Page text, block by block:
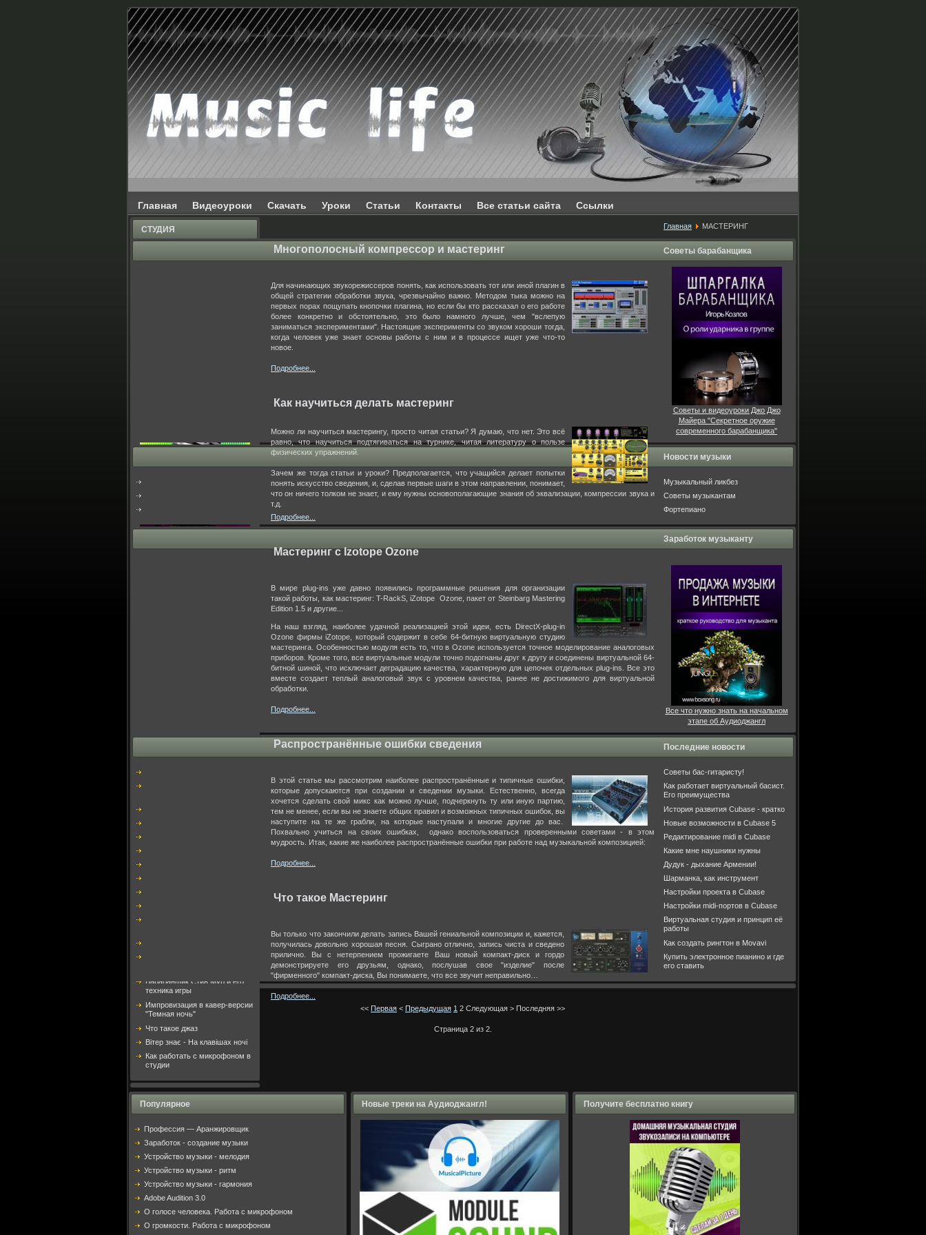
Главная Видеоуроки Скачать Уроки Статьи Контакты Все статьи сайта Ссылки
СТУДИЯ
Книга 12 советов по заработку
VST ИНСТРУМЕНТЫ
Барабанщик Стив Мур и его
техника игры
Импровизация в кавер-версии
"Темная ночь"
Что такое джаз
Вітер знає - На клавішах ночі
Как работать с микрофоном в
студии
Многополосный компрессор и мастеринг
Для начинающих звукорежиссеров понять, как использовать тот или иной плагин в
общей стратегии обработки звука, чрезвычайно важно. Методом тыка можно на
первых порах пощупать кнопочки плагина, но если бы кто рассказал о его работе
более конкретно и обстоятельно, это было намного лучше, чем "вслепую
заниматься экспериментами". Настоящие эксперименты со звуком хороши тогда,
когда человек уже знает основы работы с ним и в процессе ищет уже что-то
новое.
Подробнее...
Как научиться делать мастеринг
Можно ли научиться мастерингу, просто читая статьи? Я думаю, что нет. Это всё
равно, что научиться подтягиваться на турнике, читая литературу о пользе
физических упражнений.
Зачем же тогда статьи и уроки? Предполагается, что учащийся делает попытки
понять искусство сведения, и, сделав первые шаги в этом направлении, понимает,
что он ничего толком не знает, и ему нужны основополагающие знания об эквализации, компрессии звука и
т.д.
Подробнее...
Мастеринг с Izotope Ozone
В мире plug-ins уже давно появились программные решения для организации
такой работы, как мастеринг: T-RackS, iZotope Ozone, пакет от Steinbarg Mastering
Edition 1.5 и другие...
На наш взгляд, наиболее удачной реализацией этой идеи, есть DirectX-plug-in
Ozone фирмы iZotope, который содержит в себе 64-битную виртуальную студию
мастеринга. Особенностью модуля есть то, что в Ozone используется точное моделирование аналоговых
приборов. Кроме того, все виртуальные модули точно подогнаны друг к другу и соединены виртуальной 64-
битной шиной, что исключает деградацию качества, характерную для цепочек отдельных plug-ins. Все это
вместе создает теплый аналоговый звук с уровнем качества, ранее не достижимого для виртуальной
обработки.
Подробнее...
Распространённые ошибки сведения
В этой статье мы рассмотрим наиболее распространённые и типичные ошибки,
которые допускаются при создании и сведении музыки. Естественно, всегда
хочется сделать свой микс как можно лучше, подчеркнуть ту или иную партию,
тем не менее, если вы не знаете общих правил и возможных типичных ошибок, вы
наступите на те же грабли, на которые наступали и многие другие до вас.
Похвально учиться на своих ошибках, однако воспользоваться проверенными советами - в этом
мудрость. Итак, какие же наиболее распространённые ошибки при работе над музыкальной композицией:
Подробнее...
Что такое Мастеринг
Вы только что закончили делать запись Вашей гениальной композиции и, кажется,
получилась довольно хорошая песня. Сыграно отлично, запись чиста и сведено
прилично. Вы с нетерпением прожигаете Ваш новый компакт-диск и гордо
демонстрируете его друзьям, однако, послушав свое "изделие" после
"фирменного" компакт-диска, Вы понимаете, что все звучит неправильно…
Подробнее...
<< Первая < Предыдущая 1 2 Следующая > Последняя >>
Страница 2 из 2.
Главная МАСТЕРИНГ
Советы барабанщика
Советы и видеоуроки Джо Джо
Майера "Секретное оружие
современного барабанщика"
Новости музыки
Музыкальный ликбез
Советы музыкантам
Фортепиано
Заработок музыканту
Все что нужно знать на начальном
этапе об Аудиоджангл
Последние новости
Советы бас-гитаристу!
Как работает виртуальный басист.
Его преимущества
История развития Cubase - кратко
Новые возможности в Cubase 5
Редактирование midi в Cubase
Какие мне наушники нужны
Дудук - дыхание Армении!
Шарманка, как инструмент
Настройки проекта в Cubase
Настройки midi-портов в Cubase
Виртуальная студия и принцип её
работы
Как создать рингтон в Movavi
Купить электронное пианино и где
его ставить
Популярное
Профессия — Аранжировщик
Заработок - создание музыки
Устройство музыки - мелодия
Устройство музыки - ритм
Устройство музыки - гармония
Adobe Audition 3.0
О голосе человека. Работа с микрофоном
О громкости. Работа с микрофоном
Новые треки на Аудиоджангл! Получите бесплатно книгу